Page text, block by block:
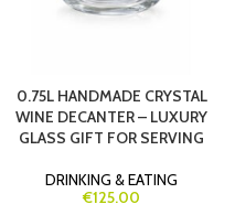
0.75L HANDMADE CRYSTAL
WINE DECANTER – LUXURY
GLASS GIFT FOR SERVING
DRINKING & EATING
€125.00